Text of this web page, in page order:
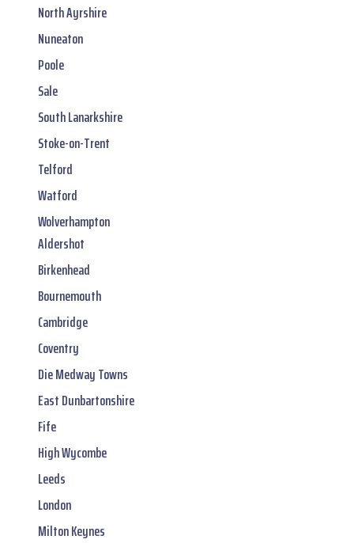
North Ayrshire
Nuneaton
Poole
Sale
South Lanarkshire
Stoke-on-Trent
Telford
Watford
Wolverhampton
Aldershot
Birkenhead
Bournemouth
Cambridge
Coventry
Die Medway Towns
East Dunbartonshire
Fife
High Wycombe
Leeds
London
Milton Keynes